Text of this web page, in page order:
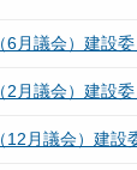
6月議会）建設
2月議会）建設
12月議会）建